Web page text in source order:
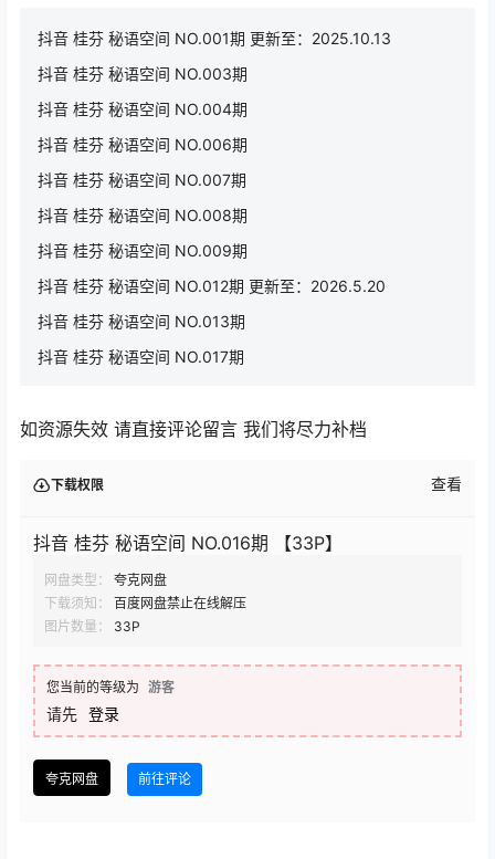
抖音 桂芬 秘语空间 NO.001期 更新至：2025.10.13
抖音 桂芬 秘语空间 NO.003期
抖音 桂芬 秘语空间 NO.004期
抖音 桂芬 秘语空间 NO.006期
抖音 桂芬 秘语空间 NO.007期
抖音 桂芬 秘语空间 NO.008期
抖音 桂芬 秘语空间 NO.009期
抖音 桂芬 秘语空间 NO.012期 更新至：2026.5.20
抖音 桂芬 秘语空间 NO.013期
抖音 桂芬 秘语空间 NO.017期
如资源失效 请直接评论留言 我们将尽力补档
下载权限 查看
抖音 桂芬 秘语空间 NO.016期 【33P】
网盘类型：
夸克网盘
下载须知：
百度网盘禁止在线解压
图片数量：
33P
您当前的等级为 游客
请先 登录
夸克网盘 前往评论